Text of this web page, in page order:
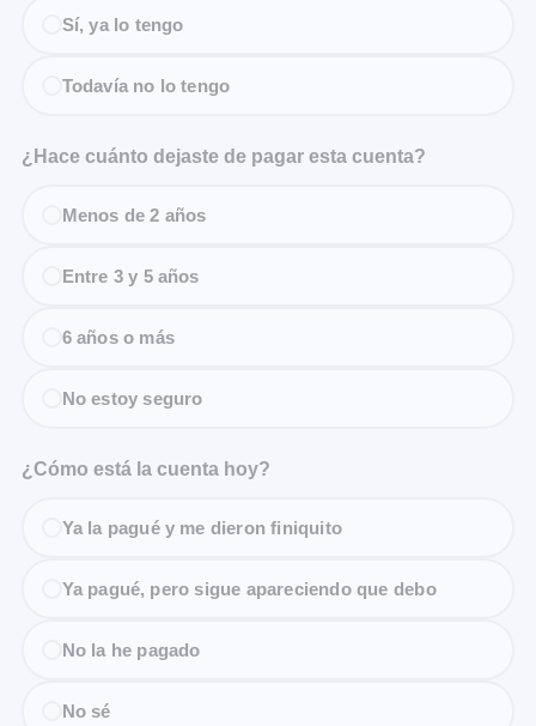
Sí, ya lo tengo
Todavía no lo tengo
¿Hace cuánto dejaste de pagar esta cuenta?
Menos de 2 años
Entre 3 y 5 años
6 años o más
No estoy seguro
¿Cómo está la cuenta hoy?
Ya la pagué y me dieron finiquito
Ya pagué, pero sigue apareciendo que debo
No la he pagado
No sé